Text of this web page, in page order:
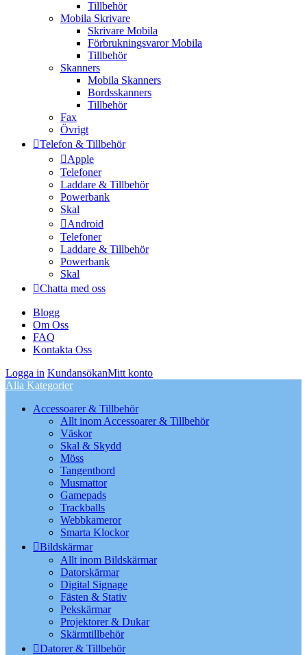
Tillbehör
Mobila Skrivare
Skrivare Mobila
Förbrukningsvaror Mobila
Tillbehör
Skanners
Mobila Skanners
Bordsskanners
Tillbehör
Fax
Övrigt
Telefon & Tillbehör
Apple
Telefoner
Laddare & Tillbehör
Powerbank
Skal
Android
Telefoner
Laddare & Tillbehör
Powerbank
Skal
Chatta med oss
Blogg
Om Oss
FAQ
Kontakta Oss
Logga in KundansökanMitt konto
Alla Kategorier
Accessoarer & Tillbehör
Allt inom Accessoarer & Tillbehör
Väskor
Skal & Skydd
Möss
Tangentbord
Musmattor
Gamepads
Trackballs
Webbkameror
Smarta Klockor
Bildskärmar
Allt inom Bildskärmar
Datorskärmar
Digital Signage
Fästen & Stativ
Pekskärmar
Projektorer & Dukar
Skärmtillbehör
Datorer & Tillbehör